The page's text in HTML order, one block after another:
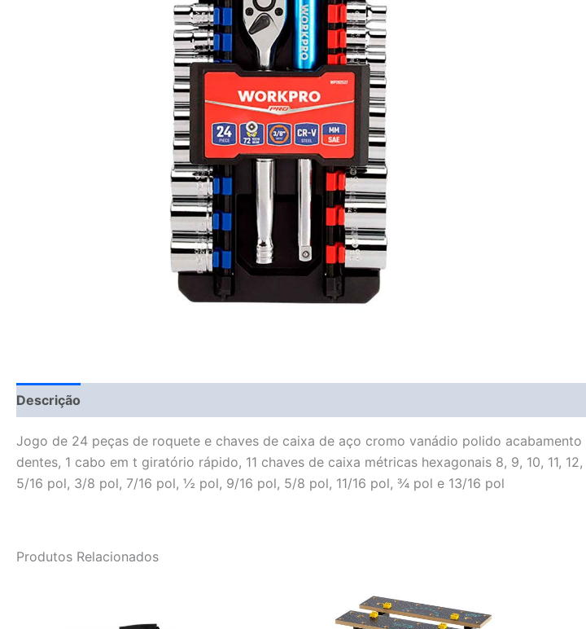
Descrição
Jogo de 24 peças de roquete e chaves de caixa de aço cromo vanádio polido
dentes, 1 cabo em t giratório rápido, 11 chaves de caixa métricas hexagonais 8, 9, 10, 11,
5/16 pol, 3/8 pol, 7/16 pol, ½ pol, 9/16 pol, 5/8 pol, 11/16 pol, ¾ pol e 13/16 pol
Produtos Relacionados